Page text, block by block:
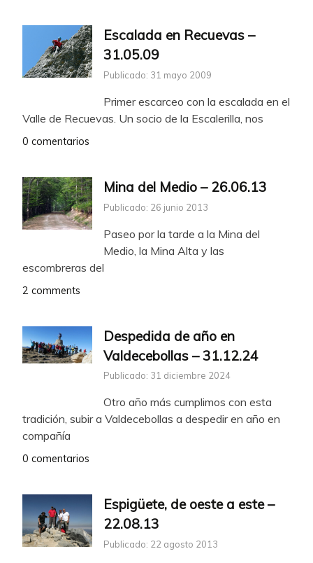
Escalada en Recuevas –
31.05.09
Publicado: 31 mayo 2009
Primer escarceo con la escalada en el
Valle de Recuevas. Un socio de la Escalerilla, nos
0 comentarios
Mina del Medio – 26.06.13
Publicado: 26 junio 2013
Paseo por la tarde a la Mina del
Medio, la Mina Alta y las
escombreras del
2 comments
Despedida de año en
Valdecebollas – 31.12.24
Publicado: 31 diciembre 2024
Otro año más cumplimos con esta
tradición, subir a Valdecebollas a despedir en año en
compañía
0 comentarios
Espigüete, de oeste a este –
22.08.13
Publicado: 22 agosto 2013